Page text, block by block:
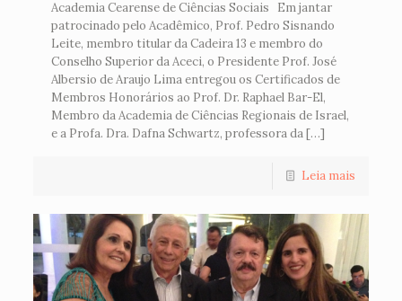
Academia Cearense de Ciências Sociais Em jantar
patrocinado pelo Acadêmico, Prof. Pedro Sisnando
Leite, membro titular da Cadeira 13 e membro do
Conselho Superior da Aceci, o Presidente Prof. José
Albersio de Araujo Lima entregou os Certificados de
Membros Honorários ao Prof. Dr. Raphael Bar-El,
Membro da Academia de Ciências Regionais de Israel,
e a Profa. Dra. Dafna Schwartz, professora da […]
Leia mais